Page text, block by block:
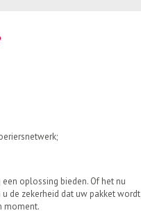
oplossing bieden. Of het nu
de zekerheid dat uw pakket wordt
moment.